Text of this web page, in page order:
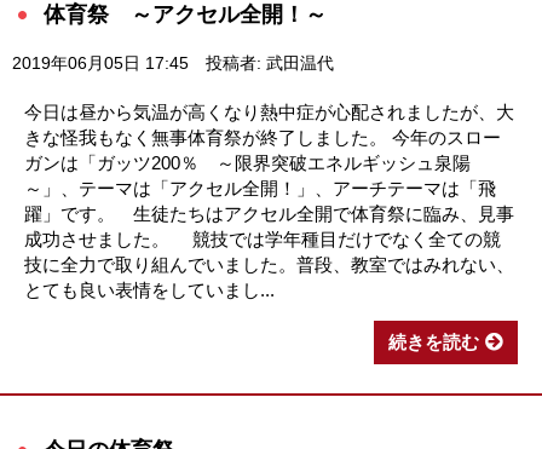
体育祭 ～アクセル全開！～
2019年06月05日 17:45 投稿者: 武田温代
今日は昼から気温が高くなり熱中症が心配されましたが、大
きな怪我もなく無事体育祭が終了しました。 今年のスロー
ガンは「ガッツ200％ ～限界突破エネルギッシュ泉陽
～」、テーマは「アクセル全開！」、アーチテーマは「飛
躍」です。 生徒たちはアクセル全開で体育祭に臨み、見事
成功させました。 競技では学年種目だけでなく全ての競
技に全力で取り組んでいました。普段、教室ではみれない、
とても良い表情をしていまし...
続きを読む